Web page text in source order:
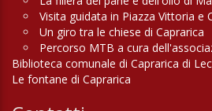
Visita guidata in Piazza Vittoria e
Un giro tra le chiese di Caprarica
Percorso MTB a cura
Le fontane di Caprarica